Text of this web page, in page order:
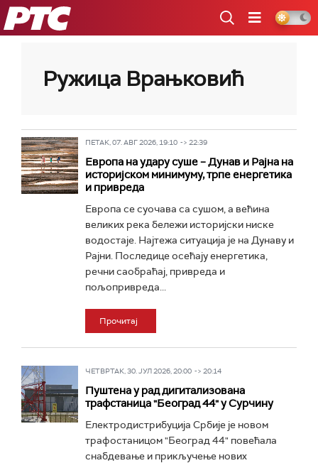
РТС
Ружица Врањковић
ПЕТАК, 07. АВГ 2026, 19:10 -> 22:39
Европа на удару суше – Дунав и Рајна на
историјском минимуму, трпе енергетика
и привреда
Европа се суочава са сушом, а већина
великих река бележи историјски ниске
водостаје. Најтежа ситуација је на Дунаву и
Рајни. Последице осећају енергетика,
речни саобраћај, привреда и
пољопривреда...
Прочитај
ЧЕТВРТАК, 30. ЈУЛ 2026, 20:00 -> 20:14
Пуштена у рад дигитализована
трафстаница "Београд 44" у Сурчину
Електродистрибуција Србије је новом
трафостаницом "Београд 44" повећала
снабдевање и прикључење нових